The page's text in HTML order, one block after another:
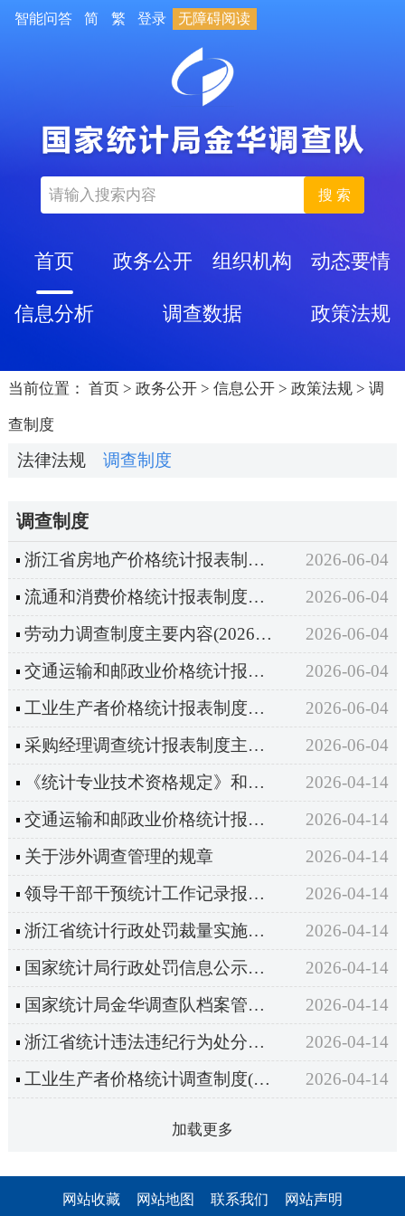
智能问答 简 繁 登录 无障碍阅读
搜 索
首页 政务公开 组织机构 动态要情
信息分析 调查数据 政策法规
当前位置： 首页 > 政务公开 > 信息公开 > 政策法规 > 调
查制度
法律法规 调查制度
调查制度
浙江省房地产价格统计报表制度主要内容（2026年定期统计报表）
2026-06-04
流通和消费价格统计报表制度主要内容（2025年统计年报和2026年定期统计报表）
2026-06-04
劳动力调查制度主要内容(2026年定期统计报表）
2026-06-04
交通运输和邮政业价格统计报表制度主要内容（2025年统计年报和2026年定期统计报表）
2026-06-04
工业生产者价格统计报表制度主要内容（2026年定期统计报表）
2026-06-04
采购经理调查统计报表制度主要内容（2025年统计年报和2026年定期统计报表）
2026-06-04
《统计专业技术资格规定》和《统计专业技术资格考试实施办法》
2026-04-14
交通运输和邮政业价格统计报表制度主要内容（2024年统计年报和2025年定期统计报表）
2026-04-14
关于涉外调查管理的规章
2026-04-14
领导干部干预统计工作记录报告制度
2026-04-14
浙江省统计行政处罚裁量实施细则
2026-04-14
国家统计局行政处罚信息公示办法
2026-04-14
国家统计局金华调查队档案管理办法
2026-04-14
浙江省统计违法违纪行为处分规定
2026-04-14
工业生产者价格统计调查制度(2022)
2026-04-14
加载更多
网站收藏 网站地图 联系我们 网站声明